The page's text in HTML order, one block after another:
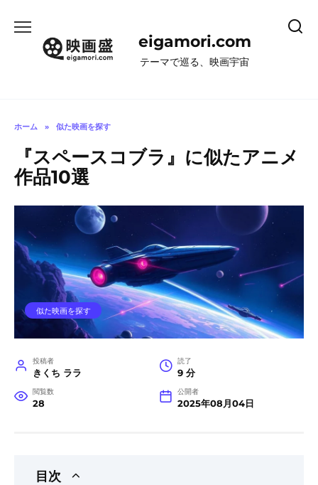
eigamori.com
テーマで巡る、映画宇宙
ホーム » 似た映画を探す
『スペースコブラ』に似たアニメ
作品10選
似た映画を探す
投稿者
きくち ララ
読了
9 分
閲覧数
28
公開者
2025年08月04日
目次